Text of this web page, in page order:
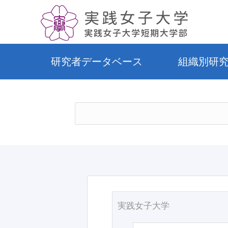
研究者データベース 組織別研
実践女子大学